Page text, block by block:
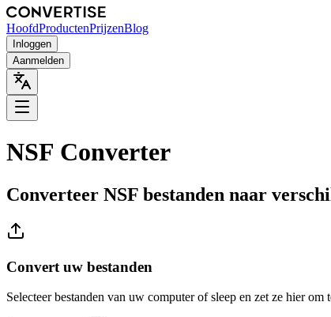
HoofdProductenPrijzenBlog
Inloggen
Aanmelden
NSF Converter
Converteer NSF bestanden naar
Convert uw bestanden
Selecteer bestanden van uw computer of sleep en zet ze hier om